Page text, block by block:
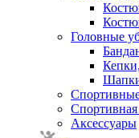
Головные
Спортивная
Аксессуары